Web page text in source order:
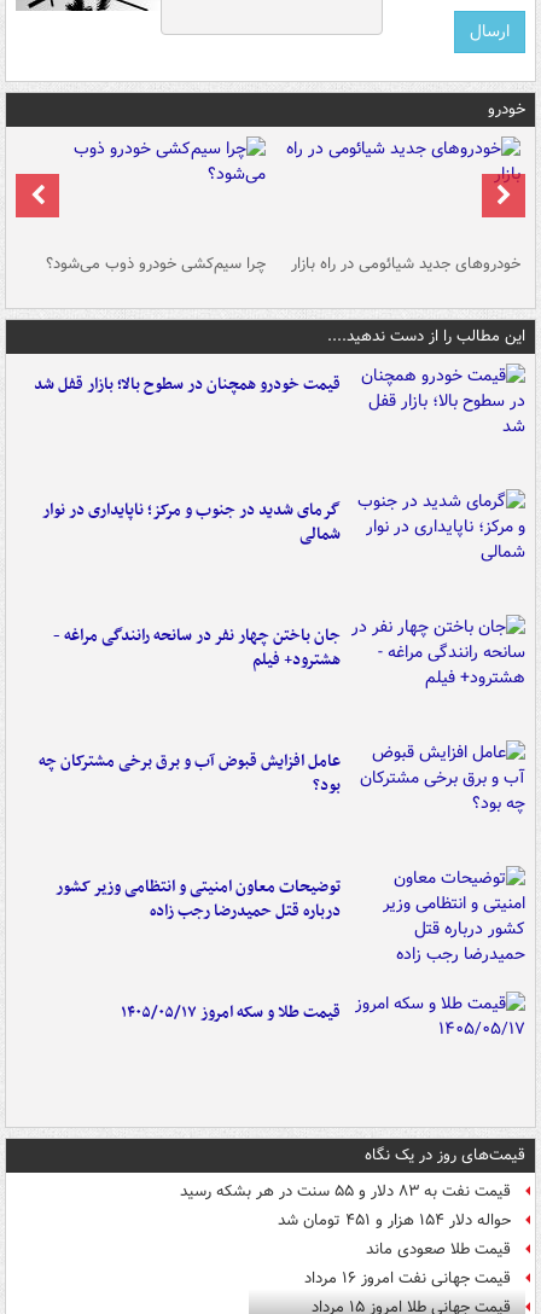
خودرو
خودروهای جدید شیائومی در راه بازار چرا سیم‌کشی خودرو ذوب می‌شود؟
این مطالب را از دست ندهید....
قیمت خودرو همچنان در سطوح بالا؛ بازار قفل شد
گرمای شدید در جنوب و مرکز؛ ناپایداری در نوار
شمالی
جان باختن چهار نفر در سانحه رانندگی مراغه -
هشترود+ فیلم
عامل افزایش قبوض آب و برق برخی مشترکان چه
بود؟
توضیحات معاون امنیتی و انتظامی وزیر کشور
درباره قتل حمیدرضا رجب زاده
قیمت طلا و سکه امروز ۱۴۰۵/۰۵/۱۷
قیمت‌های روز در یک نگاه
قیمت نفت به ۸۳ دلار و ۵۵ سنت در هر بشکه رسید
حواله دلار ۱۵۴ هزار و ۴۵۱ تومان شد
قیمت طلا صعودی ماند
قیمت جهانی نفت امروز ۱۶ مرداد
قیمت جهانی طلا امروز ۱۵ مرداد